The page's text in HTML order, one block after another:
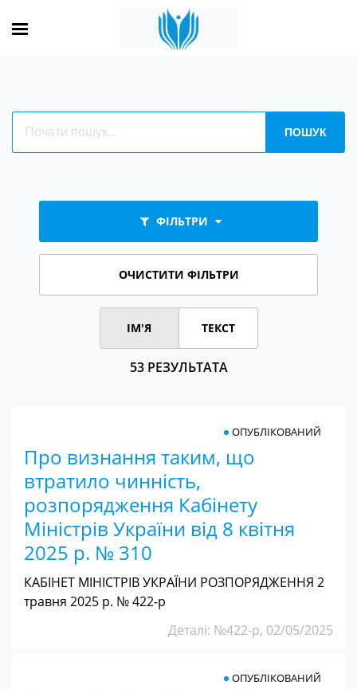
ФІЛЬТРИ
ОЧИСТИТИ ФІЛЬТРИ
53 РЕЗУЛЬТАТА
ІМ'Я ТЕКСТ
Про визнання таким, що
втратило чинність,
розпорядження Кабінету
Міністрів України від 8 квітня
2025 р. № 310
ОПУБЛІКОВАНИЙ
КАБІНЕТ МІНІСТРІВ УКРАЇНИ РОЗПОРЯДЖЕННЯ 2
травня 2025 р. № 422-р
Деталі: №422-р, 02/05/2025
ОПУБЛІКОВАНИЙ